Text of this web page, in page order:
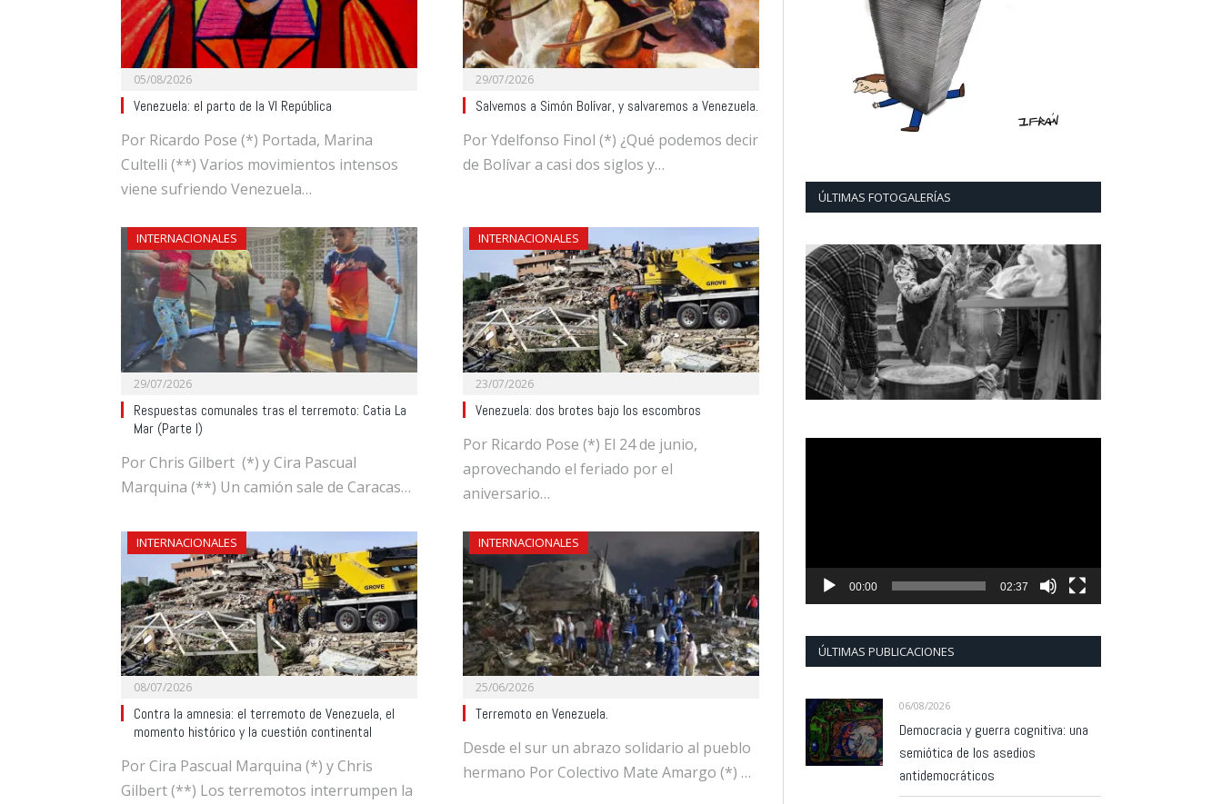
05/08/2026
Venezuela: el parto de la VI República
Por Ricardo Pose (*) Portada, Marina
Cultelli (**) Varios movimientos intensos
viene sufriendo Venezuela…
29/07/2026
Salvemos a Simón Bolívar, y salvaremos a Venezuela.
Por Ydelfonso Finol (*) ¿Qué podemos decir
de Bolívar a casi dos siglos y…
INTERNACIONALES
29/07/2026
Respuestas comunales tras el terremoto: Catia La
Mar (Parte I)
Por Chris Gilbert (*) y Cira Pascual
Marquina (**) Un camión sale de Caracas…
INTERNACIONALES
23/07/2026
Venezuela: dos brotes bajo los escombros
Por Ricardo Pose (*) El 24 de junio,
aprovechando el feriado por el
aniversario…
INTERNACIONALES
08/07/2026
Contra la amnesia: el terremoto de Venezuela, el
momento histórico y la cuestión continental
Por Cira Pascual Marquina (*) y Chris
Gilbert (**) Los terremotos interrumpen la
INTERNACIONALES
25/06/2026
Terremoto en Venezuela.
Desde el sur un abrazo solidario al pueblo
hermano Por Colectivo Mate Amargo (*) …
ÚLTIMAS FOTOGALERÍAS
00:00 02:37
ÚLTIMAS PUBLICACIONES
06/08/2026
Democracia y guerra cognitiva: una
semiótica de los asedios
antidemocráticos